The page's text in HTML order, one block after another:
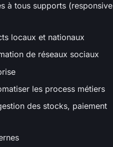
à tous supports (responsive
locaux et nationaux
de réseaux sociaux
les process métiers
des stocks, paiement